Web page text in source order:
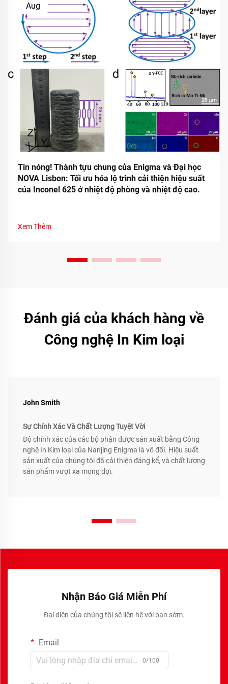
Aug
Tin nóng! Thành tựu chung của Enigma và Đại học
NOVA Lisbon: Tối ưu hóa lộ trình cải thiện hiệu suất
của Inconel 625 ở nhiệt độ phòng và nhiệt độ cao.
Xem Thêm
Đánh giá của khách hàng về
Công nghệ In Kim loại
John Smith
Sự Chính Xác Và Chất Lượng Tuyệt Vời
Độ chính xác của các bộ phận được sản xuất bằng Công
nghệ In Kim loại của Nanjing Enigma là vô đối. Hiệu suất
sản xuất của chúng tôi đã cải thiện đáng kể, và chất lượng
sản phẩm vượt xa mong đợi.
Nhận Báo Giá Miễn Phí
Đại diện của chúng tôi sẽ liên hệ với bạn sớm.
Email
0/100